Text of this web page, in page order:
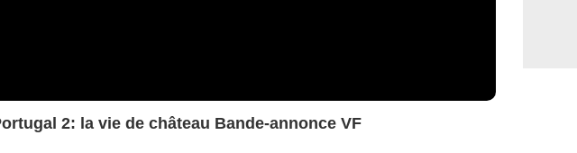
2: la vie de château Bande-annonce VF